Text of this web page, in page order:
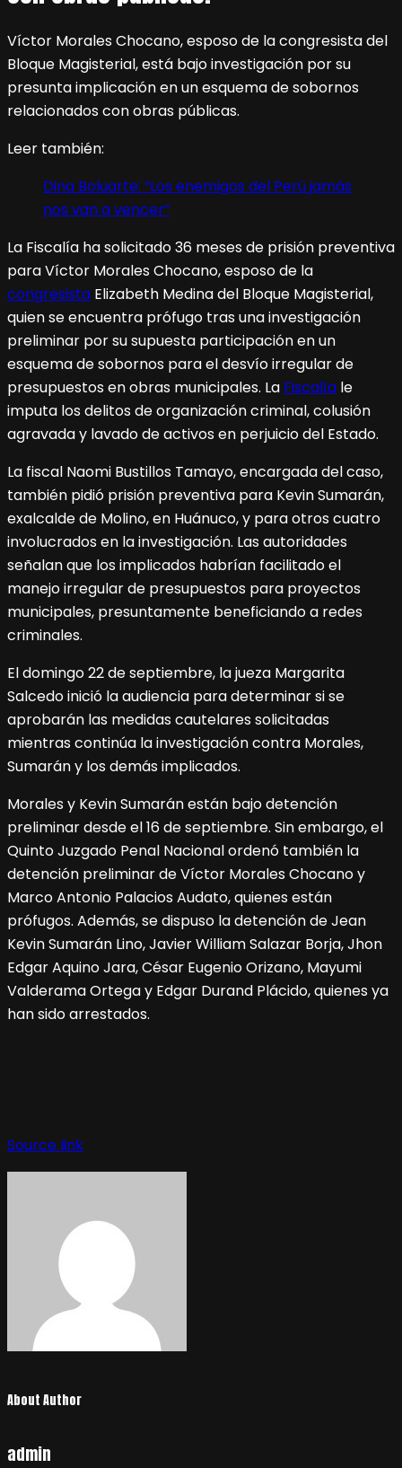
Víctor Morales Chocano, esposo de la congresista del
Bloque Magisterial, está bajo investigación por su
presunta implicación en un esquema de sobornos
relacionados con obras públicas.
Leer también:
Dina Boluarte: “Los enemigos del Perú jamás
nos van a vencer”
La Fiscalía ha solicitado 36 meses de prisión preventiva
para Víctor Morales Chocano, esposo de la
congresista Elizabeth Medina del Bloque Magisterial,
quien se encuentra prófugo tras una investigación
preliminar por su supuesta participación en un
esquema de sobornos para el desvío irregular de
presupuestos en obras municipales. La Fiscalía le
imputa los delitos de organización criminal, colusión
agravada y lavado de activos en perjuicio del Estado.
La fiscal Naomi Bustillos Tamayo, encargada del caso,
también pidió prisión preventiva para Kevin Sumarán,
exalcalde de Molino, en Huánuco, y para otros cuatro
involucrados en la investigación. Las autoridades
señalan que los implicados habrían facilitado el
manejo irregular de presupuestos para proyectos
municipales, presuntamente beneficiando a redes
criminales.
El domingo 22 de septiembre, la jueza Margarita
Salcedo inició la audiencia para determinar si se
aprobarán las medidas cautelares solicitadas
mientras continúa la investigación contra Morales,
Sumarán y los demás implicados.
Morales y Kevin Sumarán están bajo detención
preliminar desde el 16 de septiembre. Sin embargo, el
Quinto Juzgado Penal Nacional ordenó también la
detención preliminar de Víctor Morales Chocano y
Marco Antonio Palacios Audato, quienes están
prófugos. Además, se dispuso la detención de Jean
Kevin Sumarán Lino, Javier William Salazar Borja, Jhon
Edgar Aquino Jara, César Eugenio Orizano, Mayumi
Valderama Ortega y Edgar Durand Plácido, quienes ya
han sido arrestados.
Source link
About Author
admin